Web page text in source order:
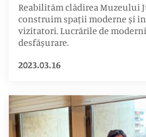
Reabilităm clădirea Muzeului
construim spații moderne și
vizitatori. Lucrările de
desfășurare.
2023.03.16